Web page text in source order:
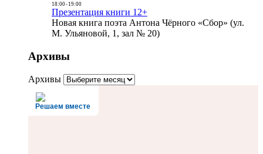
18:00- 19:00
Презентация книги 12+
Новая книга поэта Антона Чёрного «Сбор» (ул.
М. Ульяновой, 1, зал № 20)
Архивы
Архивы
Решаем вместе